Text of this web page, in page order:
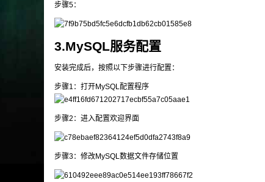
步骤5：
3.MySQL服务配置
安装完成后，按照以下步骤进行配置：
步骤1：打开MySQL配置程序
步骤2：进入配置欢迎界面
步骤3：修改MySQL数据文件存储位置